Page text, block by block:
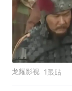
龙耀影视 1跟贴